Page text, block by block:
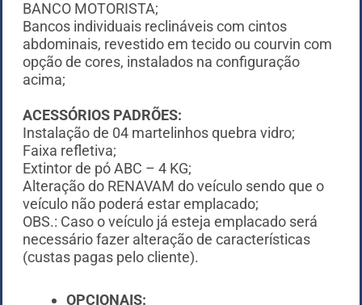
BANCO MOTORISTA;
Bancos individuais reclináveis com cintos
abdominais, revestido em tecido ou courvin com
opção de cores, instalados na configuração
acima;
ACESSÓRIOS PADRÕES:
Instalação de 04 martelinhos quebra vidro;
Faixa refletiva;
Extintor de pó ABC – 4 KG;
Alteração do RENAVAM do veículo sendo que o
veículo não poderá estar emplacado;
OBS.: Caso o veículo já esteja emplacado será
necessário fazer alteração de características
(custas pagas pelo cliente).
OPCIONAIS: